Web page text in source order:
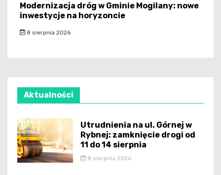
Modernizacja dróg w Gminie Mogilany: nowe
inwestycje na horyzoncie
8 sierpnia 2026
Aktualności
Utrudnienia na ul. Górnej w
Rybnej: zamknięcie drogi od
11 do 14 sierpnia
8 sierpnia 2026